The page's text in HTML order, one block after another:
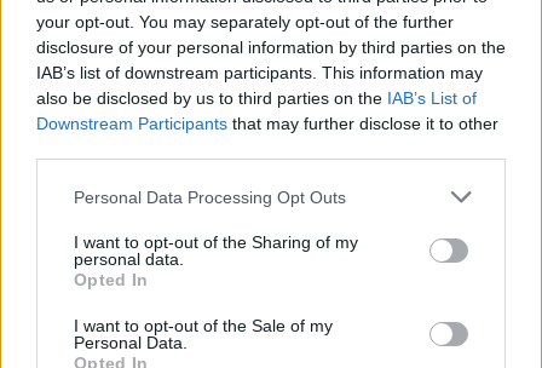
your opt-out. You may separately opt-out of the further
disclosure of your personal information by third parties on the
IAB’s list of downstream participants. This information may
also be disclosed by us to third parties on the IAB’s List of
Downstream Participants that may further disclose it to other
Please note that this website/app uses one or more Google
not limited to your visit or usage behaviour. You may click to
grant or deny consent to Google and its third-party tags to
use your data for below specified purposes in below Google
consent section.
Personal Data Processing Opt Outs
I want to opt-out of the Sharing of my
personal data.
Opted In
I want to opt-out of the Sale of my
Personal Data.
Opted In
Nyilatkozata szerint az idei év érdekessége,
nemcsak az, hogy a szólisták dominálnak a
fesztiválon, hanem az is, hogy jóval több az
európai fellépő. "Ez azt is mutatja, hogy a
dzsessz is átalakulóban van: az európai
zenészek egyre jobban játszanak, egyre
hívják őket fellépni " - magyarázta a zenész.